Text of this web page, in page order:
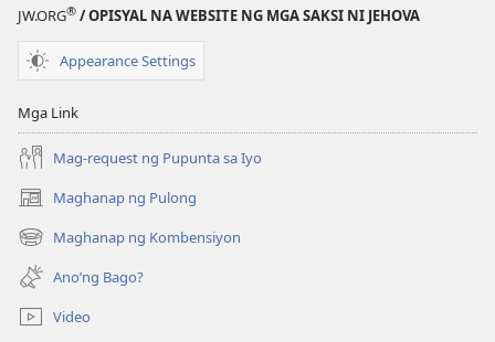
JW.ORG® / OPISYAL NA WEBSITE NG MGA SAKSI NI JEHOVA
Appearance Settings
Mga Link
Mag-request ng Pupunta sa Iyo
Maghanap ng Pulong
(may
bubukas
na
bagong
window)
Maghanap ng Kombensiyon
(may
bubukas
na
bagong
window)
Ano’ng Bago?
Video